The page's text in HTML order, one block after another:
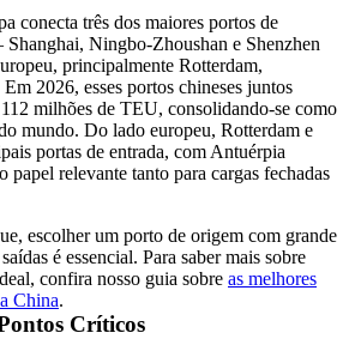
conecta três dos maiores portos de
Ningbo-Zhoushan e Shenzhen
principalmente Rotterdam,
2026, esses portos chineses juntos
milhões de TEU, consolidando-se como
mundo. Do lado europeu, Rotterdam e
portas de entrada, com Antuérpia
papel relevante tanto para cargas fechadas
escolher um porto de origem com grande
é essencial. Para saber mais sobre
confira nosso guia sobre as melhores
China.
Críticos